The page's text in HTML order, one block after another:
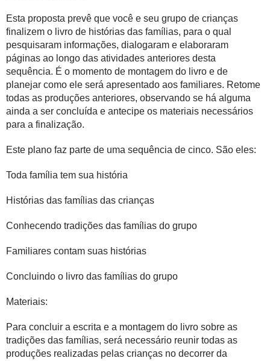
Esta proposta prevê que você e seu grupo de crianças
finalizem o livro de histórias das famílias, para o qual
pesquisaram informações, dialogaram e elaboraram
páginas ao longo das atividades anteriores desta
sequência. É o momento de montagem do livro e de
planejar como ele será apresentado aos familiares. Retome
todas as produções anteriores, observando se há alguma
ainda a ser concluída e antecipe os materiais necessários
para a finalização.
Este plano faz parte de uma sequência de cinco. São eles:
Toda família tem sua história
Histórias das famílias das crianças
Conhecendo tradições das famílias do grupo
Familiares contam suas histórias
Concluindo o livro das famílias do grupo
Materiais:
Para concluir a escrita e a montagem do livro sobre as
tradições das famílias, será necessário reunir todas as
produções realizadas pelas crianças no decorrer da